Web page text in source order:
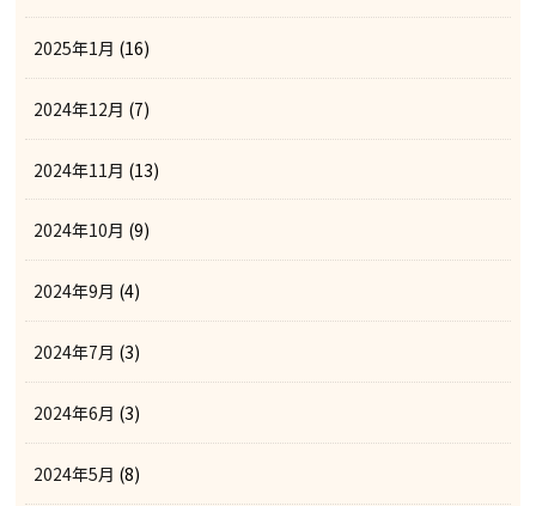
2025年1月 (16)
2024年12月 (7)
2024年11月 (13)
2024年10月 (9)
2024年9月 (4)
2024年7月 (3)
2024年6月 (3)
2024年5月 (8)